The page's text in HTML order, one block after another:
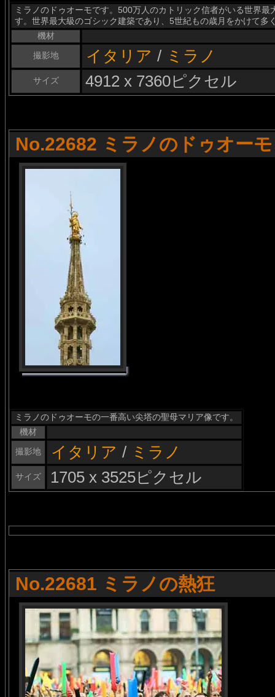
ミラノのドゥオーモです。500万人のカトリック信者がいる世界
す。世界最大級のゴシック建築であり、5世紀もの歳月をかけて多
機材
撮影地
イタリア / ミラノ
サイズ 4912 x 7360ピクセル
No.22682 ミラノのドゥオー
ミラノのドゥオーモの一番高い尖塔の聖母マリア像です。
機材
撮影地
イタリア / ミラノ
サイズ 1705 x 3525ピクセル
No.22681 ミラノの熱狂